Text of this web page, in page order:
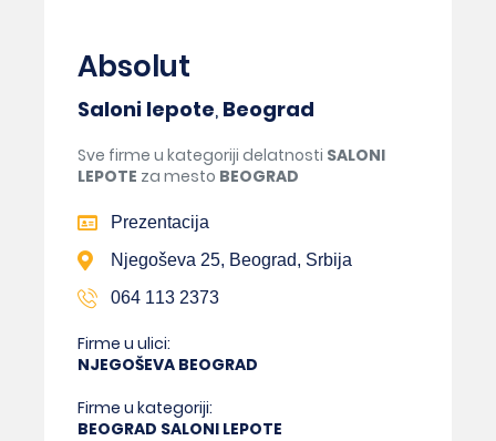
Absolut
Saloni lepote, Beograd
Sve firme u kategoriji delatnosti SALONI
LEPOTE za mesto BEOGRAD
Prezentacija
Njegoševa 25, Beograd, Srbija
064 113 2373
Firme u ulici:
NJEGOŠEVA BEOGRAD
Firme u kategoriji:
BEOGRAD SALONI LEPOTE